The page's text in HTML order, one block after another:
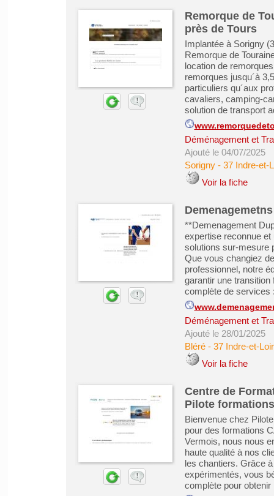
Remorque de
près de Tours
Implantée à Sorigny
Remorque de
location de
remorques jusqu´à
particuliers qu´aux
cavaliers, camping-
solution de transport
Déménagement et
Ajouté le 04/07/2025
Sorigny- 37 Indre-et-
Voir la fiche
**Demenagement
expertise reconnue
solutions sur-mesure
Que vous changiez
professionnel, notre
garantir une
complète de services
Déménagement et
Ajouté le 28/01/2025
Bléré- 37 Indre-et-
Voir la fiche
Centre de
Pilote formations
Bienvenue chez
pour des formations
Vermois, nous nous
haute qualité à nos
les chantiers. Grâce
expérimentés, vous
complète pour obtenir